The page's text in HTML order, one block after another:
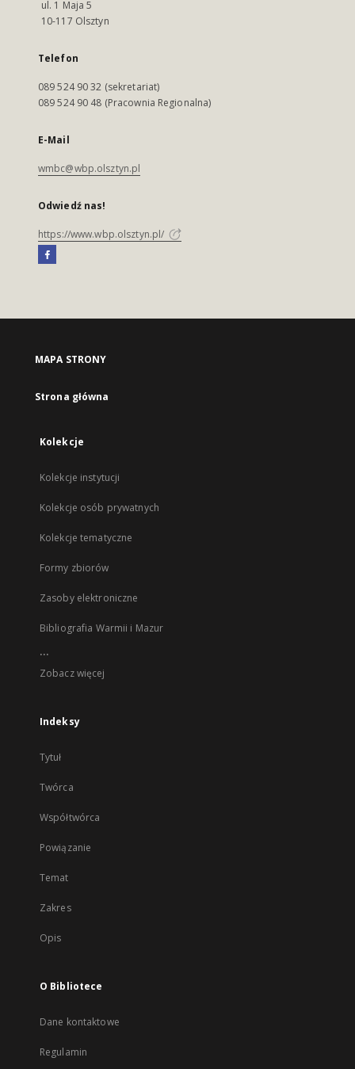
ul. 1 Maja 5
10-117 Olsztyn
Telefon
089 524 90 32 (sekretariat)
089 524 90 48 (Pracownia Regionalna)
E-Mail
wmbc@wbp.olsztyn.pl
Odwiedź nas!
https://www.wbp.olsztyn.pl/
MAPA STRONY
Strona główna
Kolekcje
Kolekcje instytucji
Kolekcje osób prywatnych
Kolekcje tematyczne
Formy zbiorów
Zasoby elektroniczne
Bibliografia Warmii i Mazur
...
Zobacz więcej
Indeksy
Tytuł
Twórca
Współtwórca
Powiązanie
Temat
Zakres
Opis
O Bibliotece
Dane kontaktowe
Regulamin